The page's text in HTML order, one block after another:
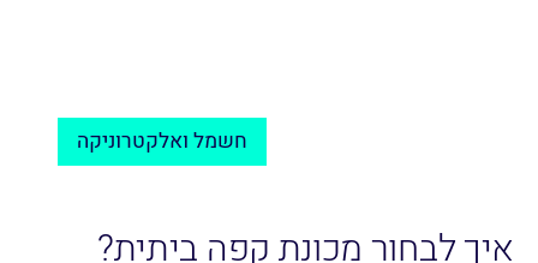
חשמל ואלקטרוניקה
איך לבחור מכונת קפה ביתית?